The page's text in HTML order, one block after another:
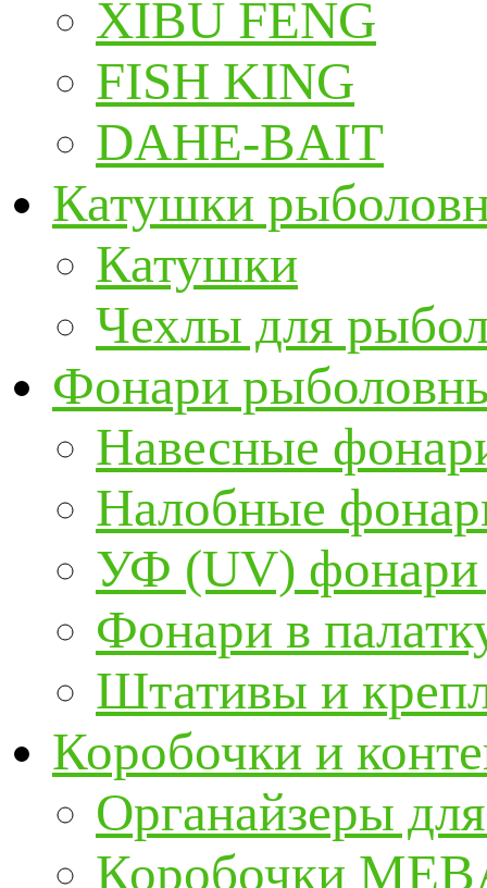
XIBU FENG
FISH KING
DAHE-BAIT
Катушки
Катушки
Чехлы для
Фонари
Навесные
Налобные
УФ (UV) фонари
Фонари в
Штативы и
Коробочки и
Органайзеры
Коробочки